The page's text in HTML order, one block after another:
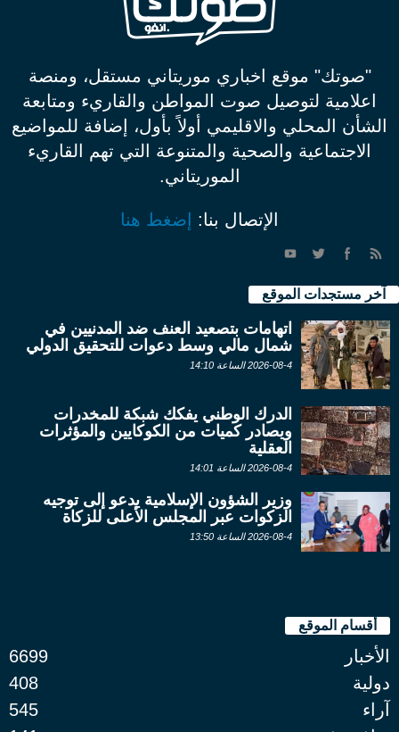
"صوتك" موقع اخباري موريتاني مستقل، ومنصة
اعلامية لتوصيل صوت المواطن والقاريء ومتابعة
الشأن المحلي والاقليمي أولاً بأول، إضافة للمواضيع
الاجتماعية والصحية والمتنوعة التي تهم القاريء
الموريتاني.
الإتصال بنا: إضغط هنا
آخر مستجدات الموقع
اتهامات بتصعيد العنف ضد المدنيين في
شمال مالي وسط دعوات للتحقيق الدولي
2026-08-4 الساعة 14:10
الدرك الوطني يفكك شبكة للمخدرات
ويصادر كميات من الكوكايين والمؤثرات
العقلية
2026-08-4 الساعة 14:01
وزير الشؤون الإسلامية يدعو إلى توجيه
الزكوات عبر المجلس الأعلى للزكاة
2026-08-4 الساعة 13:50
أقسام الموقع
الأخبار
6699
دولية
408
آراء
545